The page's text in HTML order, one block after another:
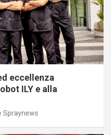
eccellenza
ILY e alla
Spraynews